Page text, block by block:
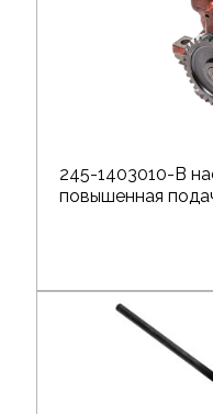
245-1403010-В
повышенная